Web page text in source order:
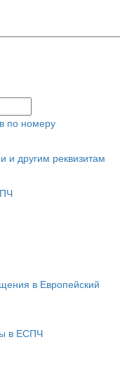
по номеру
другим реквизитам
в Европейский
в ЕСПЧ